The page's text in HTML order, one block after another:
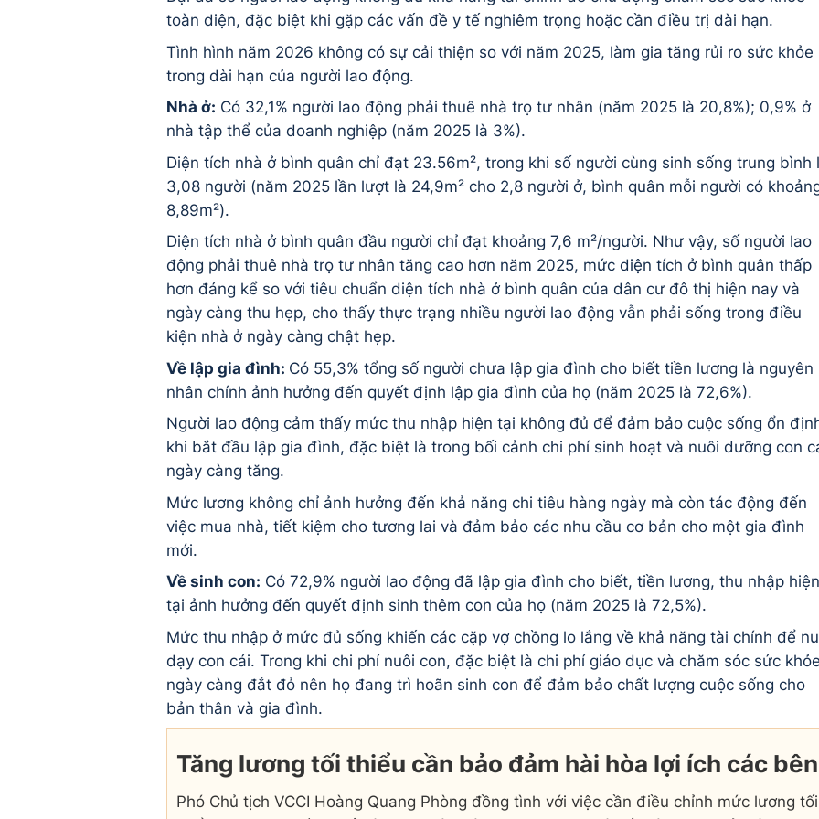
toàn diện, đặc biệt khi gặp các vấn đề y tế nghiêm trọng hoặc cần điều trị dài hạn.
Tình hình năm 2026 không có sự cải thiện so với năm 2025, làm gia tăng rủi ro sức khỏe
trong dài hạn của người lao động.
Nhà ở: Có 32,1% người lao động phải thuê nhà trọ tư nhân (năm 2025 là 20,8%); 0,9% ở
nhà tập thể của doanh nghiệp (năm 2025 là 3%).
Diện tích nhà ở bình quân chỉ đạt 23.56m², trong khi số người cùng sinh sống trung bình
3,08 người (năm 2025 lần lượt là 24,9m² cho 2,8 người ở, bình quân mỗi người có
8,89m²).
Diện tích nhà ở bình quân đầu người chỉ đạt khoảng 7,6 m²/người. Như vậy, số người lao
động phải thuê nhà trọ tư nhân tăng cao hơn năm 2025, mức diện tích ở bình quân thấp
hơn đáng kể so với tiêu chuẩn diện tích nhà ở bình quân của dân cư đô thị hiện nay và
ngày càng thu hẹp, cho thấy thực trạng nhiều người lao động vẫn phải sống trong điều
kiện nhà ở ngày càng chật hẹp.
Về lập gia đình: Có 55,3% tổng số người chưa lập gia đình cho biết tiền lương là nguyên
nhân chính ảnh hưởng đến quyết định lập gia đình của họ (năm 2025 là 72,6%).
Người lao động cảm thấy mức thu nhập hiện tại không đủ để đảm bảo cuộc sống ổn
khi bắt đầu lập gia đình, đặc biệt là trong bối cảnh chi phí sinh hoạt và nuôi dưỡng con
ngày càng tăng.
Mức lương không chỉ ảnh hưởng đến khả năng chi tiêu hàng ngày mà còn tác động đến
việc mua nhà, tiết kiệm cho tương lai và đảm bảo các nhu cầu cơ bản cho một gia đình
mới.
Về sinh con: Có 72,9% người lao động đã lập gia đình cho biết, tiền lương, thu nhập hiện
tại ảnh hưởng đến quyết định sinh thêm con của họ (năm 2025 là 72,5%).
Mức thu nhập ở mức đủ sống khiến các cặp vợ chồng lo lắng về khả năng tài chính để
dạy con cái. Trong khi chi phí nuôi con, đặc biệt là chi phí giáo dục và chăm sóc sức
ngày càng đắt đỏ nên họ đang trì hoãn sinh con để đảm bảo chất lượng cuộc sống cho
bản thân và gia đình.
Tăng lương tối thiểu cần bảo đảm hài hòa lợi ích các bên
Phó Chủ tịch VCCI Hoàng Quang Phòng đồng tình với việc cần điều chỉnh mức lương tối